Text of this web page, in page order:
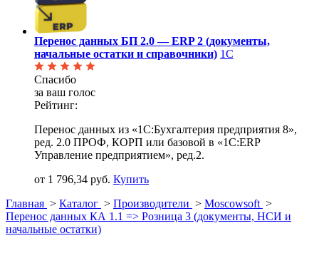
Перенос данных БП 2.0 — ERP 2 (документы,
начальные остатки и справочники) 1С
Спасибо
за ваш голос
Рейтинг:
Перенос данных из «1С:Бухгалтерия предприятия 8»,
ред. 2.0 ПРОФ, КОРП или базовой в «1С:ERP
Управление предприятием», ред.2.
от 1 796,34 руб. Купить
Главная > Каталог > Производители > Moscowsoft >
Перенос данных КА 1.1 => Розница 3 (документы, НСИ и
начальные остатки)